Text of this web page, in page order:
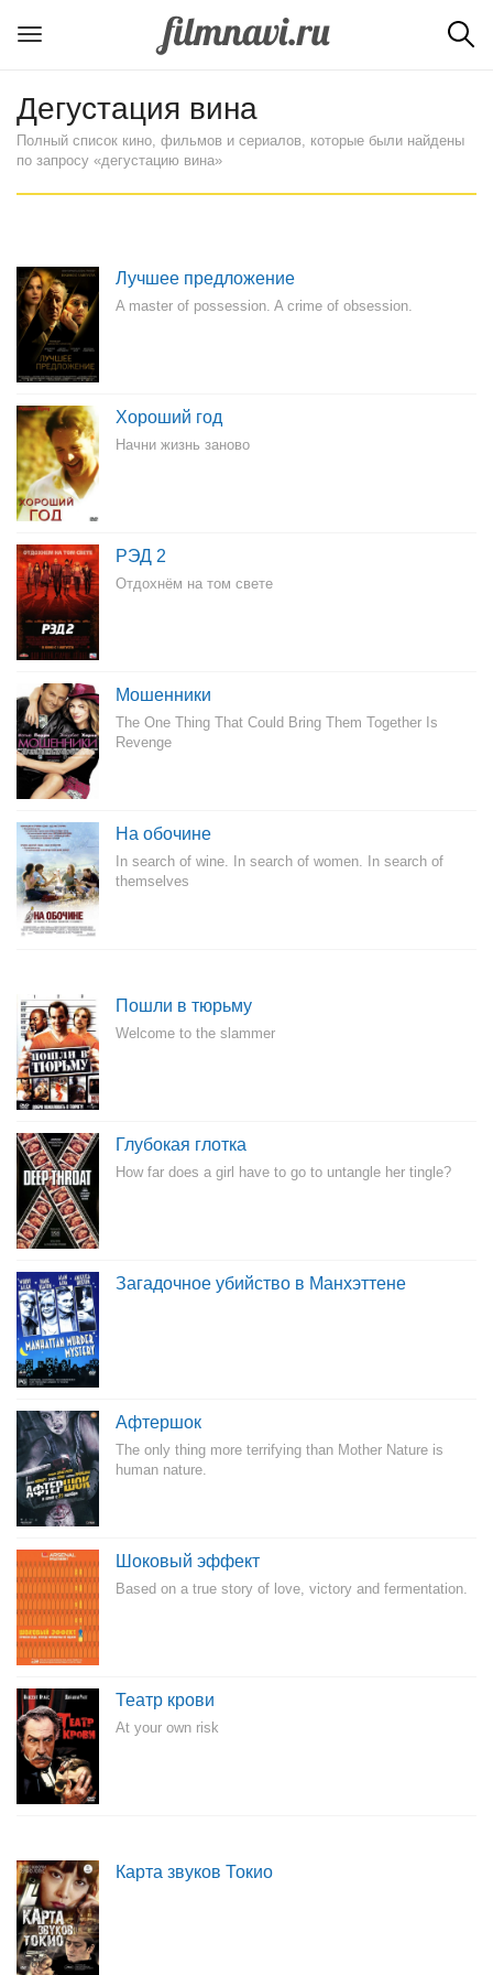
Дегустация вина
Полный список кино, фильмов и сериалов, которые были найдены
по запросу «дегустацию вина»
Лучшее предложение
A master of possession. A crime of obsession.
Хороший год
Начни жизнь заново
РЭД 2
Отдохнём на том свете
Мошенники
The One Thing That Could Bring Them Together Is
Revenge
На обочине
In search of wine. In search of women. In search of
themselves
Пошли в тюрьму
Welcome to the slammer
Глубокая глотка
How far does a girl have to go to untangle her tingle?
Загадочное убийство в Манхэттене
Афтершок
The only thing more terrifying than Mother Nature is
human nature.
Шоковый эффект
Based on a true story of love, victory and fermentation.
Театр крови
At your own risk
Карта звуков Токио